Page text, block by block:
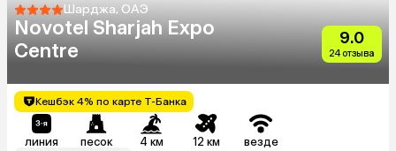
Шарджа, ОАЭ
Novotel Sharjah Expo
Centre
9.0
24 отзыва
Кешбэк 4% по карте Т-Банка
линия песок 4 км 12 км везде